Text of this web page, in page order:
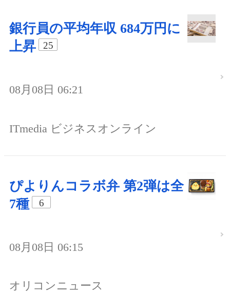
銀行員の平均年収 684万円に
上昇
25
08月08日 06:21
ITmedia ビジネスオンライン
ぴよりんコラボ弁 第2弾は全
7種
6
08月08日 06:15
オリコンニュース